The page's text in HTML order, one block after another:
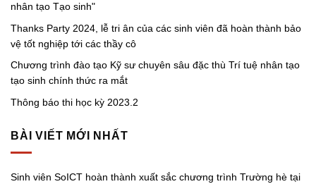
nhân tạo Tạo sinh"
Thanks Party 2024, lễ tri ân của các sinh viên đã hoàn thành bảo
vệ tốt nghiệp tới các thầy cô
Chương trình đào tạo Kỹ sư chuyên sâu đặc thù Trí tuệ nhân tạo
tạo sinh chính thức ra mắt
Thông báo thi học kỳ 2023.2
BÀI VIẾT MỚI NHẤT
Sinh viên SoICT hoàn thành xuất sắc chương trình Trường hè tại